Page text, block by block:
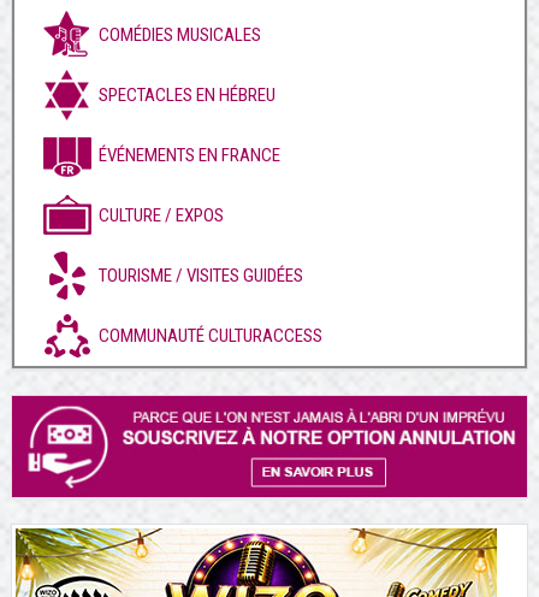
COMÉDIES MUSICALES
SPECTACLES EN HÉBREU
ÉVÉNEMENTS EN FRANCE
CULTURE / EXPOS
TOURISME / VISITES GUIDÉES
COMMUNAUTÉ CULTURACCESS